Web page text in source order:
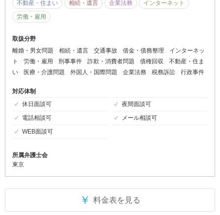
不動産・住まい
相続・遺言 企業法務
インターネット
労働・雇用
取扱分野
離婚・男女問題
相続・遺言 交通事故 借金・債務整理
インターネッ
ト
労働・雇用 刑事事件 詐欺・消費者問題 債権回収
不動産・住ま
い
医療・介護問題 外国人・国際問題 企業法務 税務訴訟 行政事件
対応体制
休日面談可
夜間面談可
電話相談可
メール相談可
WEB面談可
所属弁護士会
東京
￥ 料金表を見る